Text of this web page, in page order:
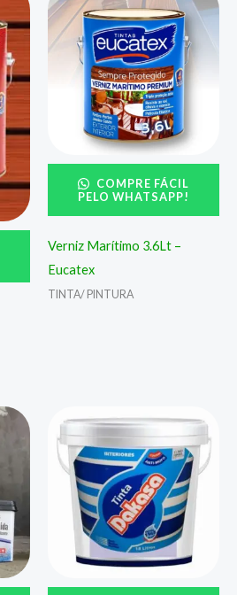
COMPRE FÁCIL
PELO WHATSAPP!
Verniz Marítimo 3.6Lt –
Eucatex
TINTA/ PINTURA